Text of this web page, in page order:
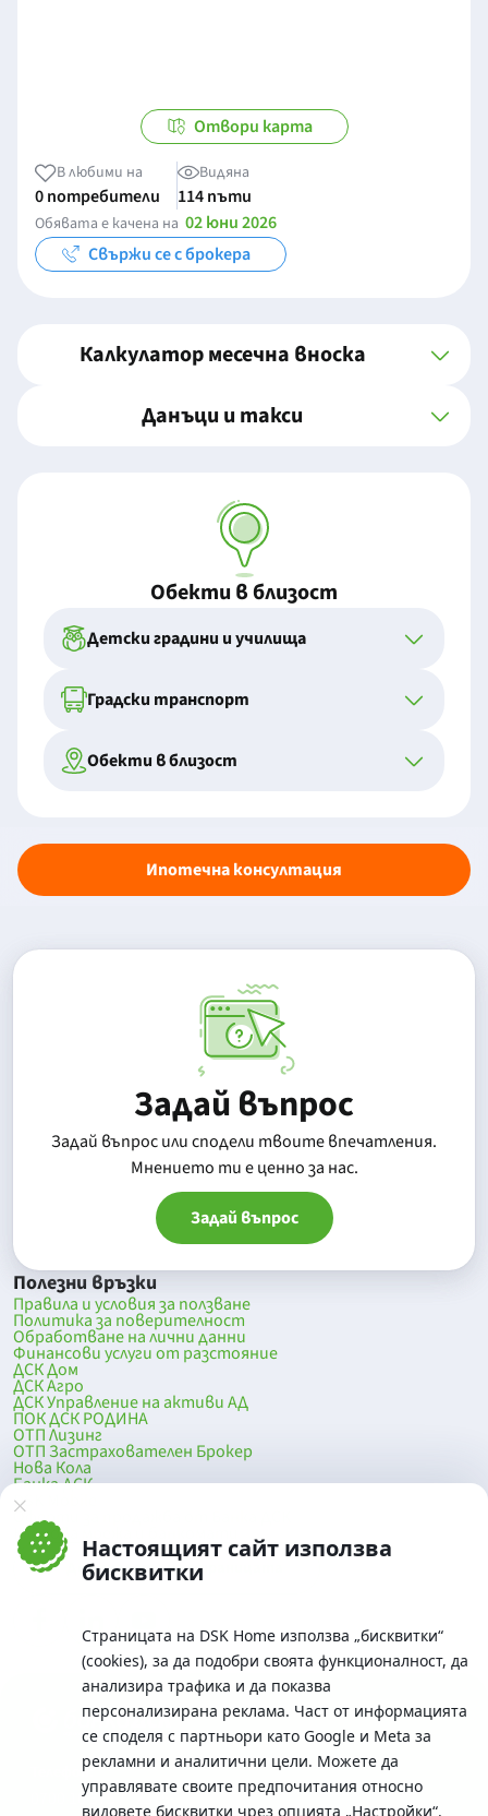
Настоящият сайт използва
бисквитки
Страницата на DSK Home използва „бисквитки“
(cookies), за да подобри своята функционалност, да
анализира трафика и да показва
персонализирана реклама. Част от информацията
се споделя с партньори като Google и Meta за
рекламни и аналитични цели. Можете да
управлявате своите предпочитания относно
видовете бисквитки чрез опцията „Настройки“.
Отвори карта
В любими на
0 потребители
Видяна
114 пъти
Обявата е качена на 02 юни 2026
Свържи се с брокера
Калкулатор месечна вноска
Данъци и такси
Обекти в близост
Детски градини и училища
Градски транспорт
Обекти в близост
Ипотечна консултация
Задай въпрос
Задай въпрос или сподели твоите впечатления.
Mнението ти е ценно за нас.
Задай въпрос
Полезни връзки
Правила и условия за ползване
Политика за поверителност
Обработване на лични данни
Финансови услуги от разстояние
ДСК Дом
ДСК Агро
ДСК Управление на активи АД
ПОК ДСК РОДИНА
ОТП Лизинг
ОТП Застрахователен Брокер
Нова Кола
Банка ДСК
DSK Mobile
Оферти за продажба от Банка ДСК
Клонова мрежа и банкомати
До началото на страницата
Телефон:
0700 10 375 / *2375